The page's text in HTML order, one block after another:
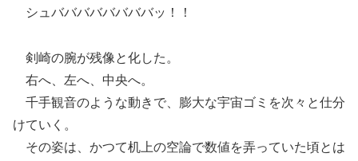
シュババババババババッ！！
剣崎の腕が残像と化した。
右へ、左へ、中央へ。
千手観音のような動きで、膨大な宇宙ゴミを次々と仕分
けていく。
その姿は、かつて机上の空論で数値を弄っていた頃とは